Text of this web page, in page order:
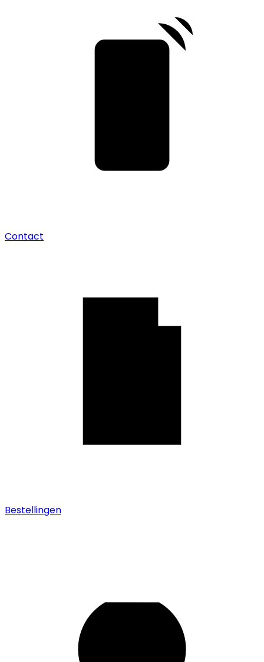
Contact
Bestellingen